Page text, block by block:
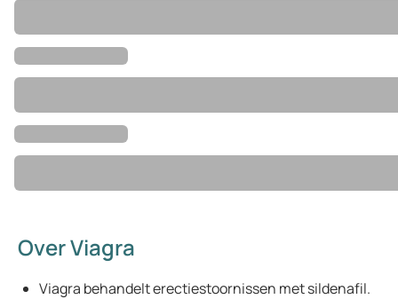
Over Viagra
Viagra behandelt erectiestoornissen met sildenafil.